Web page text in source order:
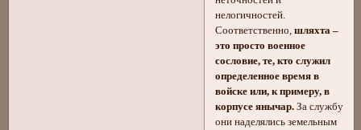
нелогичностей.
Соответственно, шляхта –
это просто военное
сословие, те, кто служил
определенное время в
войске или, к примеру, в
корпусе янычар.За службу
они наделялись земельным